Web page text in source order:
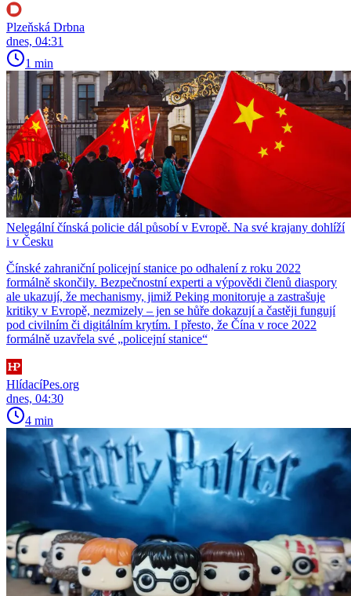
Plzeňská Drbna
dnes, 04:31
1 min
Nelegální čínská policie dál působí v Evropě. Na své krajany dohlíží
i v Česku
Čínské zahraniční policejní stanice po odhalení z roku 2022
formálně skončily. Bezpečnostní experti a výpovědi členů diaspory
ale ukazují, že mechanismy, jimiž Peking monitoruje a zastrašuje
kritiky v Evropě, nezmizely – jen se hůře dokazují a častěji fungují
pod civilním či digitálním krytím. I přesto, že Čína v roce 2022
formálně uzavřela své „policejní stanice“
HlídacíPes.org
dnes, 04:30
4 min